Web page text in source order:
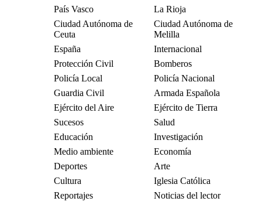
País Vasco
La Rioja
Ciudad Autónoma de
Ceuta
Ciudad Autónoma de
Melilla
España
Internacional
Protección Civil
Bomberos
Policía Local
Policía Nacional
Guardia Civil
Armada Española
Ejército del Aire
Ejército de Tierra
Sucesos
Salud
Educación
Investigación
Medio ambiente
Economía
Deportes
Arte
Cultura
Iglesia Católica
Reportajes
Noticias del lector